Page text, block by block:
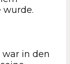
wurde.
war in den